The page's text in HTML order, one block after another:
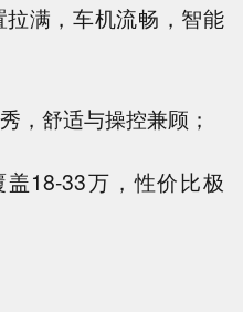
满，车机流畅，智能
，舒适与操控兼顾；
18-33万，性价比极